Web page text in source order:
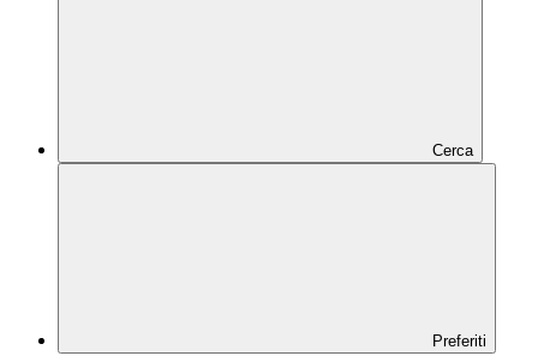
Cerca
Preferiti